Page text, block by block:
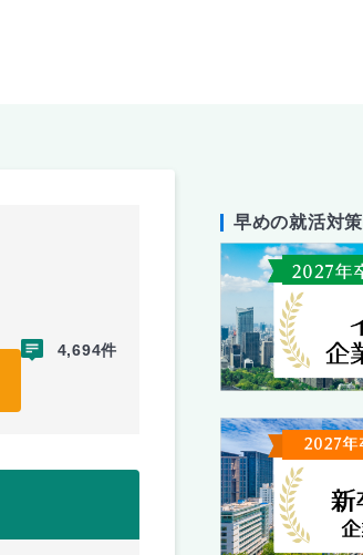
4,694件
早めの就活対策